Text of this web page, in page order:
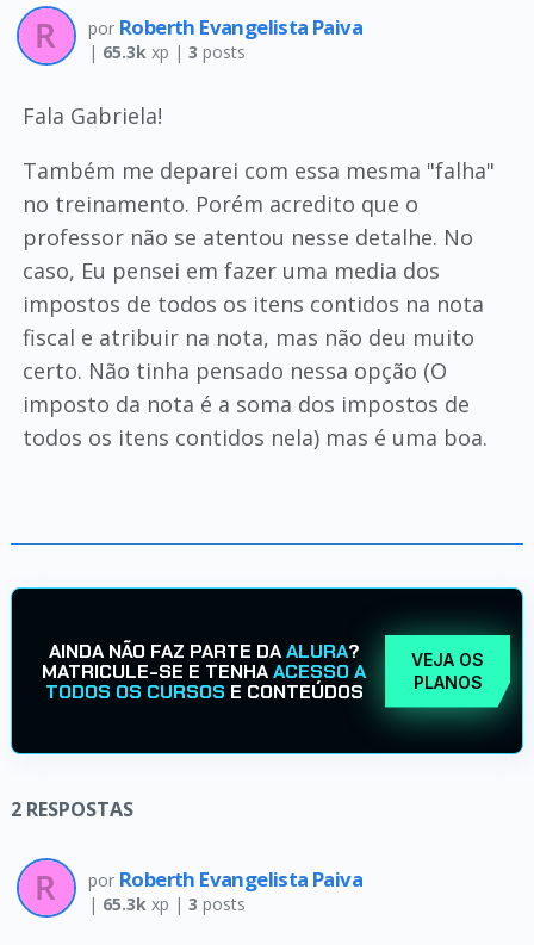
por Roberth Evangelista Paiva
| 65.3kxp | 3 posts
Fala Gabriela!
Também me deparei com essa mesma "falha"
no treinamento. Porém acredito que o
professor não se atentou nesse detalhe. No
caso, Eu pensei em fazer uma media dos
impostos de todos os itens contidos na nota
fiscal e atribuir na nota, mas não deu muito
certo. Não tinha pensado nessa opção (O
imposto da nota é a soma dos impostos de
todos os itens contidos nela) mas é uma boa.
AINDA NÃO FAZ PARTE DAALURA?
MATRICULE-SE E TENHAACESSO A
TODOS OS CURSOS E CONTEÚDOS
VEJA OS
PLANOS
2 RESPOSTAS
por Roberth Evangelista Paiva
| 65.3kxp | 3 posts